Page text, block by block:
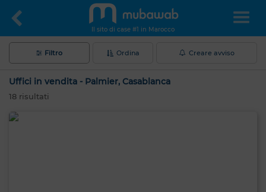
Il sito di case #1 in Marocco
Filtro Ordina Creare avviso
Uffici in vendita - Palmier, Casablanca
18 risultati